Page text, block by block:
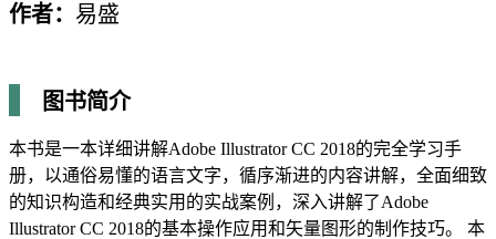
作者： 易盛
图书简介
本书是一本详细讲解Adobe Illustrator CC 2018的完全学习手
册，以通俗易懂的语言文字，循序渐进的内容讲解，全面细致
的知识构造和经典实用的实战案例，深入讲解了Adobe
Illustrator CC 2018的基本操作应用和矢量图形的制作技巧。 本